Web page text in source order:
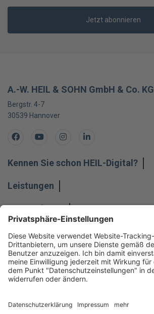
Jetzt abonnieren
A.-W. HEIL & SOHN GmbH & Co. KG
Bergstr. 4-7
30539 Hannover
FacebookYoutubeInstagramLinkedIn
Kennen Sie schon HEIL-Digital?
Leistungen
Unternehmen
Impressum
Datenschutzeinstellungen